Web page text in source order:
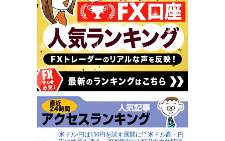
米ドル/円は150円を試す展開に!? 米ドル高・円